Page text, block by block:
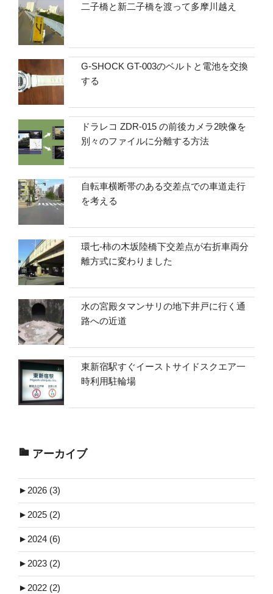
二子橋と新二子橋を渡って多摩川越え
G-SHOCK GT-003のベルトと電池を交換
する
ドラレコ ZDR-015 の前後カメラ2映像を
別々のファイルに分離する方法
自転車横断帯のある交差点での車道走行
を考える
環七-柿の木坂陸橋下交差点が右折車両分
離方式に変わりました
水の宮殿タマンサリの地下井戸に行く通
路への近道
東新宿駅すぐイーストサイドスクエア一
時利用駐輪場
アーカイブ
► 2026 (3)
► 2025 (2)
► 2024 (6)
► 2023 (2)
► 2022 (2)